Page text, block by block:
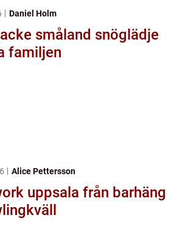
Daniel Holm
småland snöglädje
familjen
Alice Pettersson
från barhäng